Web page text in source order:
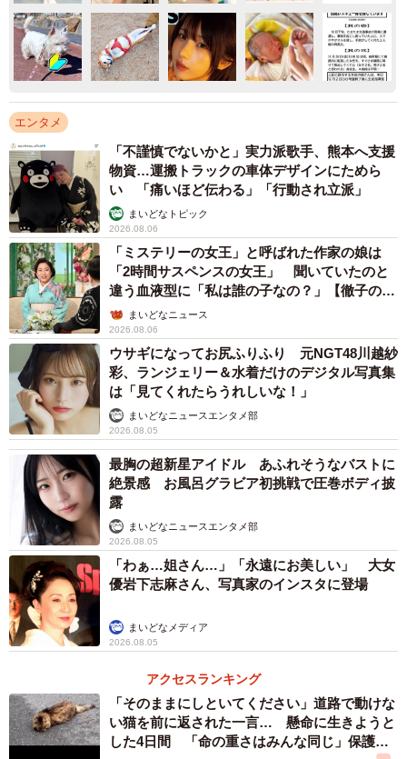
エンタメ
「不謹慎でないかと」実力派歌手、熊本へ支援
物資…運搬トラックの車体デザインにためら
い 「痛いほど伝わる」「行動され立派」
まいどなトピック
2026.08.06
「ミステリーの女王」と呼ばれた作家の娘は
「2時間サスペンスの女王」 聞いていたのと
違う血液型に「私は誰の子なの？」【徹子の部
屋】まいどなニュース
2026.08.06
ウサギになってお尻ふりふり 元NGT48川越紗
彩、ランジェリー＆水着だけのデジタル写真集
は「見てくれたらうれしいな！」
まいどなニュースエンタメ部
2026.08.05
最胸の超新星アイドル あふれそうなバストに
絶景感 お風呂グラビア初挑戦で圧巻ボディ披
露
まいどなニュースエンタメ部
2026.08.05
「わぁ…姐さん…」「永遠にお美しい」 大女
優岩下志麻さん、写真家のインスタに登場
まいどなメディア
2026.08.05
アクセスランキング
「そのままにしといてください」道路で動けな
い猫を前に返された一言… 懸命に生きようと
した4日間 「命の重さはみんな同じ」保護団